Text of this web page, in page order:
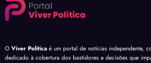
O Viver Política é um portal de notícias independente,
dedicado à cobertura dos bastidores e decisões que